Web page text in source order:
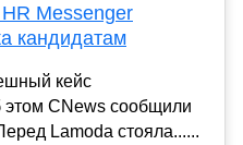
Messenger
кандидатам
кейс
CNews сообщили
Lamoda стояла......